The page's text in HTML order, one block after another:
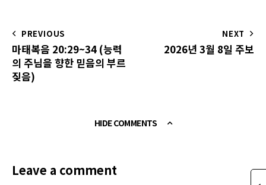
PREVIOUS
마태복음 20:29~34 (능력
의 주님을 향한 믿음의 부르
짖음)
NEXT
2026년 3월 8일 주보
HIDE COMMENTS
Leave a comment